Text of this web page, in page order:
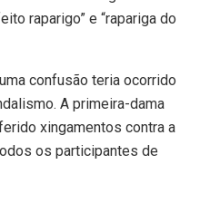
raparigo” e “rapariga do
confusão teria ocorrido
A primeira-dama
xingamentos contra a
os participantes de